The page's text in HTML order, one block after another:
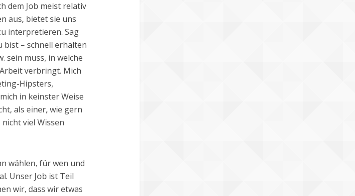
dem Job meist relativ
aus, bietet sie uns
interpretieren. Sag
bist – schnell erhalten
sein muss, in welche
verbringt. Mich
Hipsters,
in keinster Weise
als einer, wie gern
viel Wissen
wählen, für wen und
Unser Job ist Teil
wir, dass wir etwas